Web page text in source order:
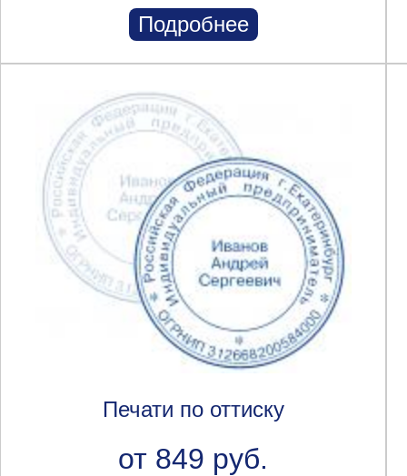
Подробнее
Печати по оттиску
от 849 руб.